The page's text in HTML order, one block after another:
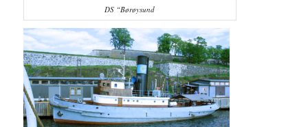
DS “Børøysund